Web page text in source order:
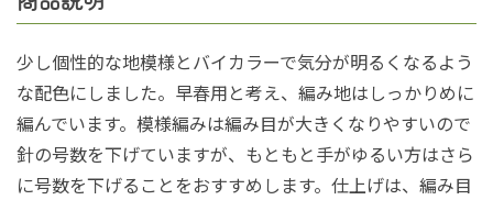
少し個性的な地模様とバイカラーで気分が明るくなるよう
な配色にしました。早春用と考え、編み地はしっかりめに
編んでいます。模様編みは編み目が大きくなりやすいので
針の号数を下げていますが、もともと手がゆるい方はさら
に号数を下げることをおすすめします。仕上げは、編み目